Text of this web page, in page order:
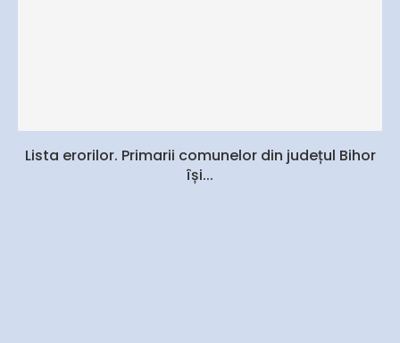
Lista erorilor. Primarii comunelor din județul Bihor
își...